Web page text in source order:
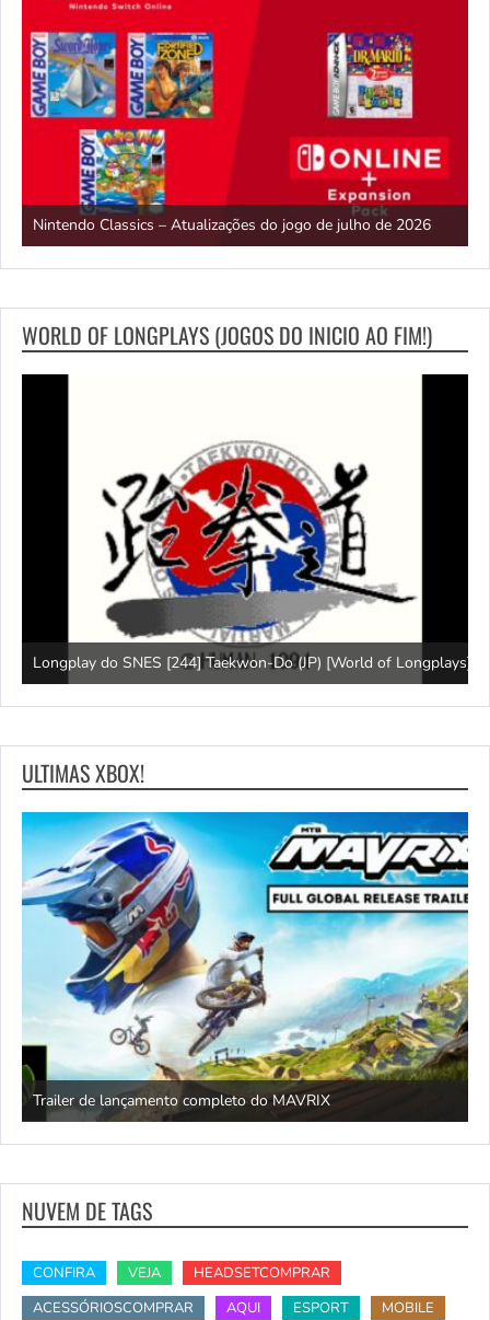
Nintendo Classics – Atualizações do jogo de julho de 2026
WORLD OF LONGPLAYS (JOGOS DO INICIO AO FIM!)
Longplay do SNES [244] Taekwon-Do (JP) [World of Longplays]
ULTIMAS XBOX!
Trailer de lançamento completo do MAVRIX
NUVEM DE TAGS
CONFIRA VEJA
HEADSETCOMPRAR
ACESSÓRIOSCOMPRAR
AQUI ESPORT
MOBILE